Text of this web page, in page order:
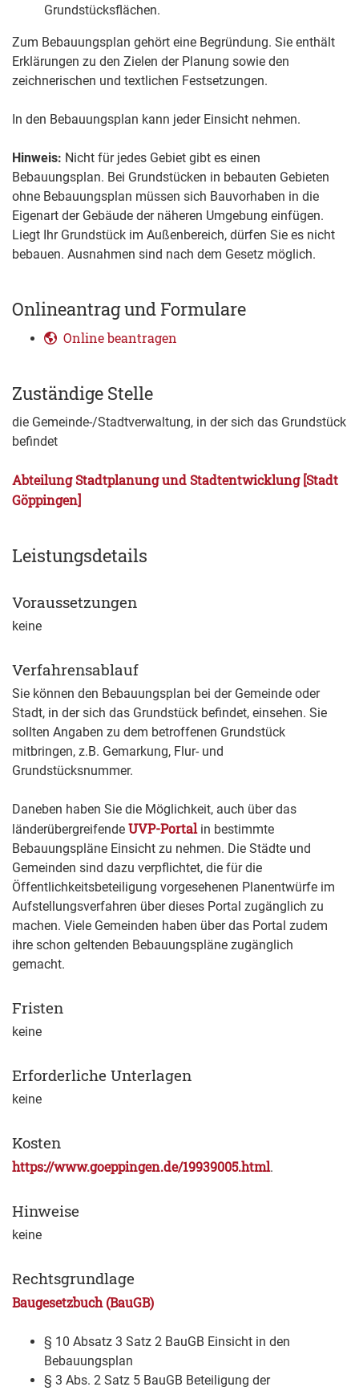
Grundstücksflächen.
Zum Bebauungsplan gehört eine Begründung. Sie enthält
Erklärungen zu den Zielen der Planung sowie den
zeichnerischen und textlichen Festsetzungen.
In den Bebauungsplan kann jeder Einsicht nehmen.
Hinweis: Nicht für jedes Gebiet gibt es einen
Bebauungsplan. Bei Grundstücken in bebauten Gebieten
ohne Bebauungsplan müssen sich Bauvorhaben in die
Eigenart der Gebäude der näheren Umgebung einfügen.
Liegt Ihr Grundstück im Außenbereich, dürfen Sie es nicht
bebauen. Ausnahmen sind nach dem Gesetz möglich.
Onlineantrag und Formulare
Online beantragen
Zuständige Stelle
die Gemeinde-/Stadtverwaltung, in der sich das Grundstück
befindet
Abteilung Stadtplanung und Stadtentwicklung [Stadt
Göppingen]
Leistungsdetails
Voraussetzungen
keine
Verfahrensablauf
Sie können den Bebauungsplan bei der Gemeinde oder
Stadt, in der sich das Grundstück befindet, einsehen. Sie
sollten Angaben zu dem betroffenen Grundstück
mitbringen, z.B. Gemarkung, Flur- und
Grundstücksnummer.
Daneben haben Sie die Möglichkeit, auch über das
länderübergreifende UVP-Portalin bestimmte
Bebauungspläne Einsicht zu nehmen. Die Städte und
Gemeinden sind dazu verpflichtet, die für die
Öffentlichkeitsbeteiligung vorgesehenen Planentwürfe im
Aufstellungsverfahren über dieses Portal zugänglich zu
machen. Viele Gemeinden haben über das Portal zudem
ihre schon geltenden Bebauungspläne zugänglich
gemacht.
Fristen
keine
Erforderliche Unterlagen
keine
Kosten
https://www.goeppingen.de/19939005.html.
Hinweise
keine
Rechtsgrundlage
Baugesetzbuch (BauGB)
§ 10 Absatz 3 Satz 2 BauGB Einsicht in den
Bebauungsplan
§ 3 Abs. 2 Satz 5 BauGB Beteiligung der